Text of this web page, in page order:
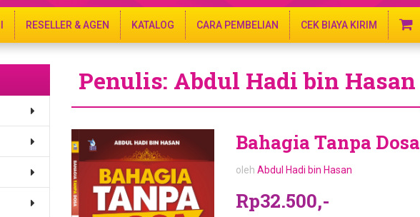
RESELLER & AGEN KATALOG CARA PEMBELIAN CEK BIAYA KIRIM
Penulis: Abdul Hadi bin Hasan
Bahagia Tanpa Dosa
olehAbdul Hadi bin Hasan
Rp32.500,-